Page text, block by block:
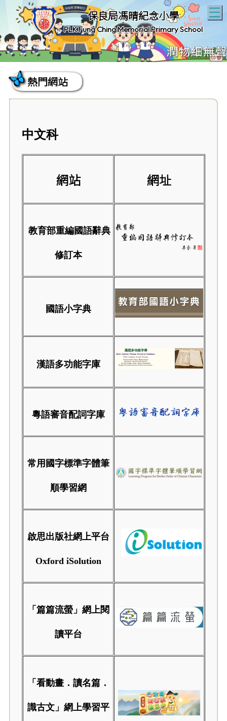
保良局馮晴紀念小學
PLK Fung Ching Memorial Primary School
熱門網站
中文科
網站 網址
教育部重編國語辭典
修訂本
國語小字典
漢語多功能字庫
粵語審音配詞字庫
常用國字標準字體筆
順學習網
啟思出版社網上平台
Oxford iSolution
「篇篇流螢」網上閱
讀平台
「看動畫．讀名篇．
識古文」網上學習平